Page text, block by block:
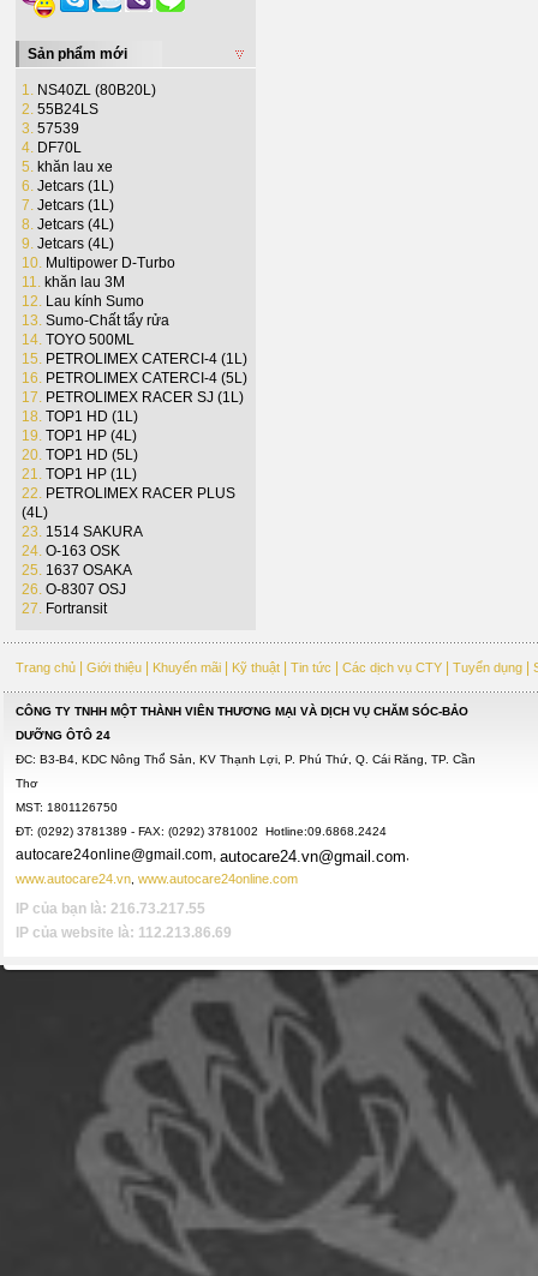
Sản phẩm mới
1. NS40ZL (80B20L)
2. 55B24LS
3. 57539
4. DF70L
5. khăn lau xe
6. Jetcars (1L)
7. Jetcars (1L)
8. Jetcars (4L)
9. Jetcars (4L)
10. Multipower D-Turbo
11. khăn lau 3M
12. Lau kính Sumo
13. Sumo-Chất tẩy rửa
14. TOYO 500ML
15. PETROLIMEX CATERCI-4 (1L)
16. PETROLIMEX CATERCI-4 (5L)
17. PETROLIMEX RACER SJ (1L)
18. TOP1 HD (1L)
19. TOP1 HP (4L)
20. TOP1 HD (5L)
21. TOP1 HP (1L)
22. PETROLIMEX RACER PLUS
(4L)
23. 1514 SAKURA
24. O-163 OSK
25. 1637 OSAKA
26. O-8307 OSJ
27. Fortransit
Trang chủ Giới thiệu Khuyến mãi Kỹ thuật Tin tức Các dịch vụ CTY Tuyển dụng
CÔNG TY TNHH MỘT THÀNH VIÊN THƯƠNG MẠI VÀ DỊCH VỤ CHĂM SÓC-BẢO
DƯỠNG ÔTÔ 24
ĐC: B3-B4, KDC Nông Thổ Sản, KV Thạnh Lợi, P. Phú Thứ, Q. Cái Răng, TP. Cần
Thơ
MST: 1801126750
ĐT: (0292) 3781389 - FAX: (0292) 3781002 Hotline:09.6868.2424
autocare24online@gmail.com, autocare24.vn@gmail.com
www.autocare24.vn www.autocare24online.com
IP của bạn là: 216.73.217.55
IP của website là: 112.213.86.69